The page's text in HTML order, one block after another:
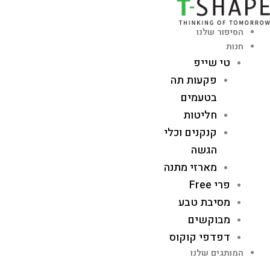
הסיפור שלנו
חנות
טי שייפ
פקעות תה
בטעמים
חליטות
קנקנים וכלי
הגשה
מארזי מתנה
פרי Free
מסיבת טבע
מבוקשים
דפדפי קוקוס
המותגים שלנו